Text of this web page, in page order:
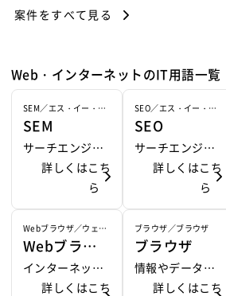
予定。 10月はオフショアからの引継
案件をすべて見る
Web・インターネットのIT用語一覧
SEM／エス・イー・エ
ム
SEM
サーチエンジン
からのアクセス
を増加するため
のマーケティン
グ手法。 SEOの
一つとして扱わ
れる事もある。
Yahoo、Google
詳しくはこち
ら
SEO／エス・イー・オ
ー
SEO
サーチエンジン
の検索結果に対
し、WEBサイト
が上位に現れる
よう最適化、書
き換えを行う
事。 サーチエン
ジンに対し広告
詳しくはこち
ら
Webブラウザ／ウェブ
ブラウザ
Webブラウ
ザ
インターネット
のWebページを
詳しくはこち
ブラウザ／ブラウザ
ブラウザ
情報やデータを
一括で閲覧する
詳しくはこち